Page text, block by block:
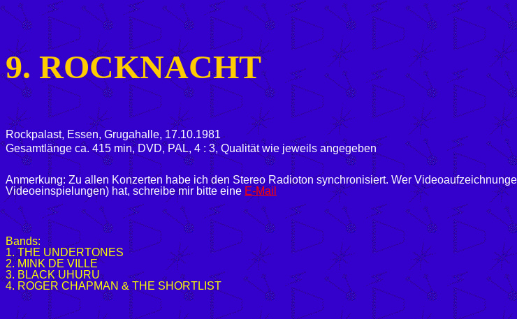
9. ROCKNACHT
Rockpalast, Essen, Grugahalle, 17.10.1981
Gesamtlänge ca. 415 min, DVD, PAL, 4 : 3, Qualität wie jeweils angegeben
Anmerkung: Zu allen Konzerten habe ich den Stereo Radioton synchronisiert. Wer
Videoeinspielungen) hat, schreibe mir bitte eine E-Mail
Bands:
1. THE UNDERTONES
2. MINK DE VILLE
3. BLACK UHURU
4. ROGER CHAPMAN & THE SHORTLIST